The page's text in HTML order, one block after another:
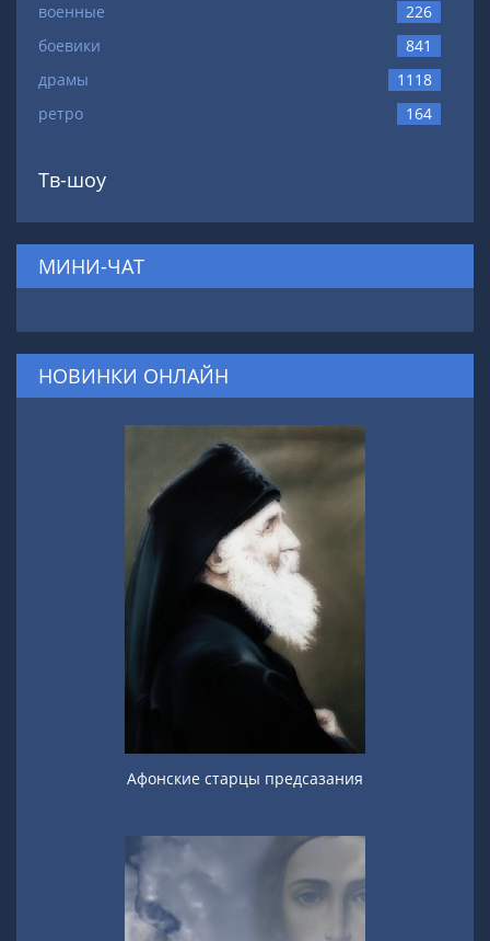
военные
226
боевики
841
драмы
1118
ретро
164
Тв-шоу
МИНИ-ЧАТ
НОВИНКИ ОНЛАЙН
Афонские старцы предсазания